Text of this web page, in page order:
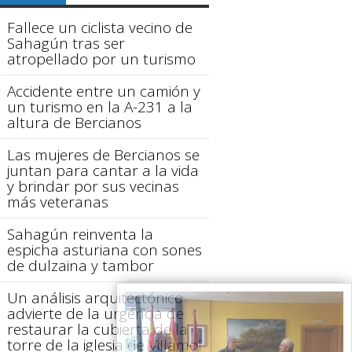
Fallece un ciclista vecino de
Sahagún tras ser
atropellado por un turismo
Accidente entre un camión y
un turismo en la A-231 a la
altura de Bercianos
Las mujeres de Bercianos se
juntan para cantar a la vida
y brindar por sus vecinas
más veteranas
Sahagún reinventa la
espicha asturiana con sones
de dulzaina y tambor
Un análisis arquitectónico
advierte de la urgencia de
restaurar la cubierta de la
torre de la iglesia de Villamol